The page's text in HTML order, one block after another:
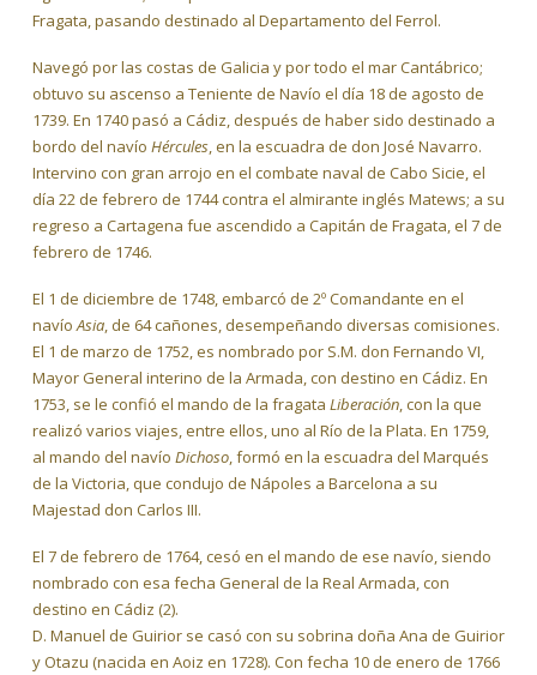
Fragata, pasando destinado al Departamento del Ferrol.
Navegó por las costas de Galicia y por todo el mar Cantábrico;
obtuvo su ascenso a Teniente de Navío el día 18 de agosto de
1739. En 1740 pasó a Cádiz, después de haber sido destinado a
bordo del navío Hércules, en la escuadra de don José Navarro.
Intervino con gran arrojo en el combate naval de Cabo Sicie, el
día 22 de febrero de 1744 contra el almirante inglés Matews; a su
regreso a Cartagena fue ascendido a Capitán de Fragata, el 7 de
febrero de 1746.
El 1 de diciembre de 1748, embarcó de 2º Comandante en el
navíoAsia, de 64 cañones, desempeñando diversas comisiones.
El 1 de marzo de 1752, es nombrado por S.M. don Fernando VI,
Mayor General interino de la Armada, con destino en Cádiz. En
1753, se le confió el mando de la fragata Liberación, con la que
realizó varios viajes, entre ellos, uno al Río de la Plata. En 1759,
al mando del navío Dichoso, formó en la escuadra del Marqués
de la Victoria, que condujo de Nápoles a Barcelona a su
Majestad don Carlos III.
El 7 de febrero de 1764, cesó en el mando de ese navío, siendo
nombrado con esa fecha General de la Real Armada, con
destino en Cádiz (2).
D. Manuel de Guirior se casó con su sobrina doña Ana de Guirior
y Otazu (nacida en Aoiz en 1728). Con fecha 10 de enero de 1766